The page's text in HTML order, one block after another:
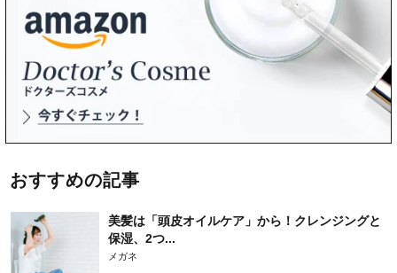
おすすめの記事
美髪は「頭皮オイルケア」から！クレンジングと
保湿、2つ...
メガネ